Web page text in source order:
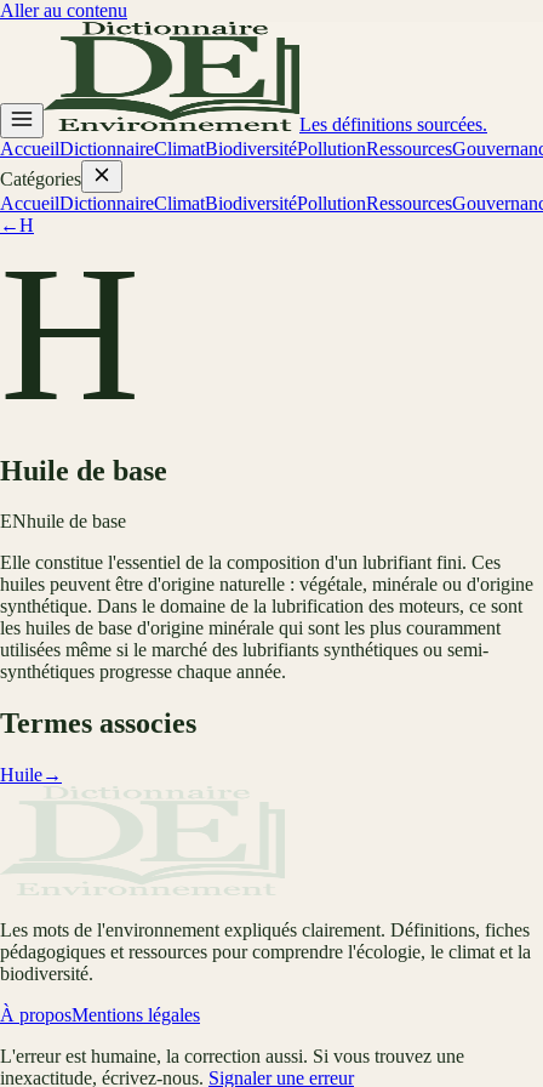
Aller au contenu
Les définitions sourcées.
AccueilDictionnaireClimatBiodiversitéPollutionRessources
Catégories
AccueilDictionnaireClimatBiodiversitéPollutionRessources
←H
H
Huile de base
ENhuile de base
Elle constitue l'essentiel de la composition d'un lubrifiant fini. Ces
huiles peuvent être d'origine naturelle : végétale, minérale ou d'origine
synthétique. Dans le domaine de la lubrification des moteurs, ce sont
les huiles de base d'origine minérale qui sont les plus couramment
utilisées même si le marché des lubrifiants synthétiques ou semi-
synthétiques progresse chaque année.
Termes associes
Huile→
Les mots de l'environnement expliqués clairement. Définitions, fiches
pédagogiques et ressources pour comprendre l'écologie, le climat et la
biodiversité.
À proposMentions légales
L'erreur est humaine, la correction aussi. Si vous trouvez une
inexactitude, écrivez-nous. Signaler une erreur